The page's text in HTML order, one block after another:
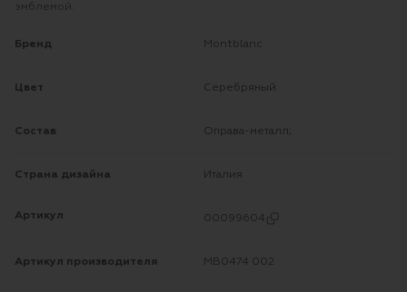
эмблемой.
Бренд Montblanc
Цвет Серебряный
Состав Оправа-металл;
Страна дизайна Италия
Артикул 00099604
Артикул производителя MB0474 002